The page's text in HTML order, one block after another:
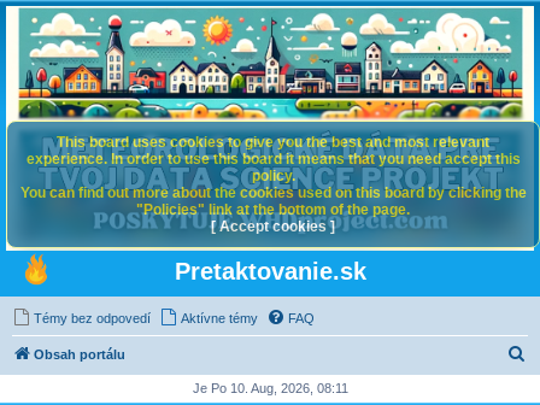
Pretaktovanie.sk
Témy bez odpovedí Aktívne témy FAQ
Obsah portálu
Je Po 10. Aug, 2026, 08:11
This board uses cookies to give you the best and most relevant
experience. In order to use this board it means that you need accept this
policy.
You can find out more about the cookies used on this board by clicking the
"Policies" link at the bottom of the page.
[ Accept cookies ]